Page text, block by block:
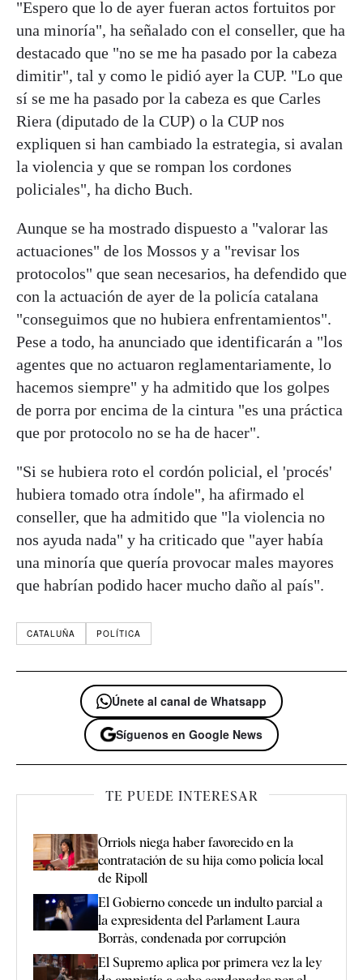
"Espero que lo de ayer fueran actos fortuitos por
una minoría", ha señalado con el conseller, que ha
destacado que "no se me ha pasado por la cabeza
dimitir", tal y como le pidió ayer la CUP. "Lo que
sí se me ha pasado por la cabeza es que Carles
Riera (diputado de la CUP) o la CUP nos
expliquen si han cambiado la estrategia, si avalan
la violencia y que se rompan los cordones
policiales", ha dicho Buch.
Aunque se ha mostrado dispuesto a "valorar las
actuaciones" de los Mossos y a "revisar los
protocolos" que sean necesarios, ha defendido que
con la actuación de ayer de la policía catalana
"conseguimos que no hubiera enfrentamientos".
Pese a todo, ha anunciado que identificarán a "los
agentes que no actuaron reglamentariamente, lo
hacemos siempre" y ha admitido que los golpes
de porra por encima de la cintura "es una práctica
que por protocolo no se ha de hacer".
"Si se hubiera roto el cordón policial, el 'procés'
hubiera tomado otra índole", ha afirmado el
conseller, que ha admitido que "la violencia no
nos ayuda nada" y ha criticado que "ayer había
una minoría que quería provocar males mayores
que habrían podido hacer mucho daño al país".
CATALUÑA POLÍTICA
Únete al canal de Whatsapp
Síguenos en Google News
TE PUEDE INTERESAR
Orriols niega haber favorecido en la
contratación de su hija como policía local
de Ripoll
El Gobierno concede un indulto parcial a
la expresidenta del Parlament Laura
Borràs, condenada por corrupción
El Supremo aplica por primera vez la ley